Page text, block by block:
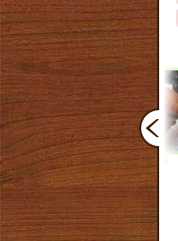
Csokoládés-diós
szendvics